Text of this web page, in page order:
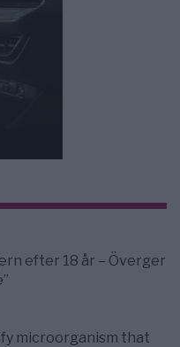
efter 18 år – Överger
microorganism that